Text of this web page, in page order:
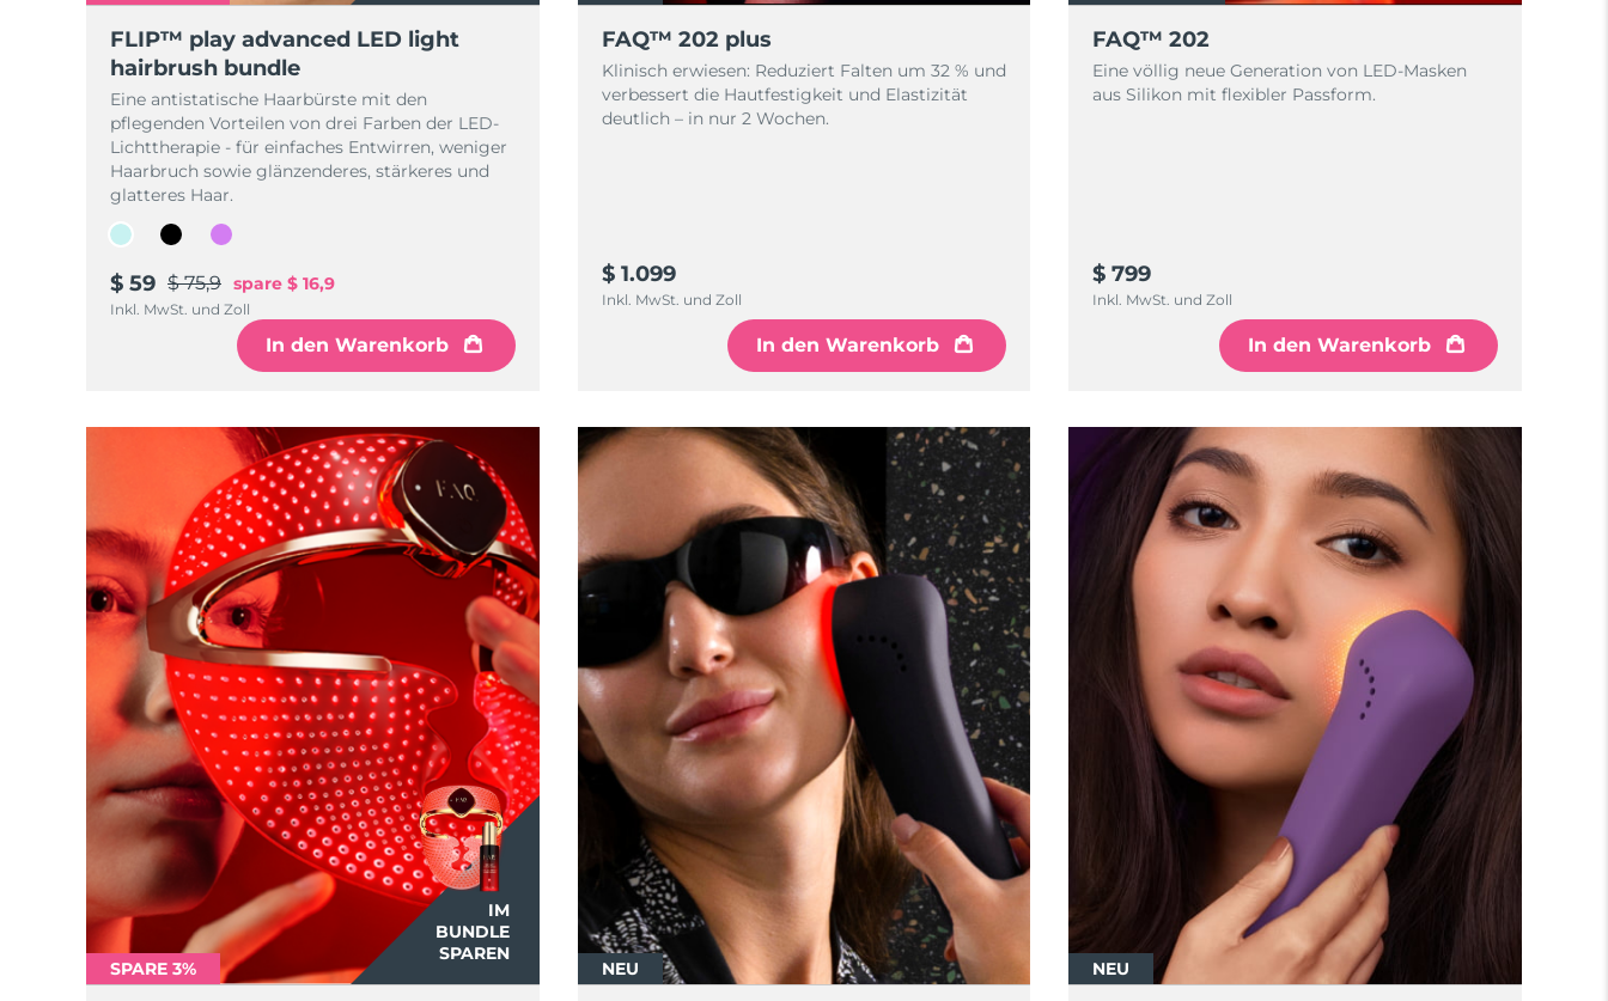
FLIP™ play advanced LED light
hairbrush bundle
Eine antistatische Haarbürste mit den
pflegenden Vorteilen von drei Farben der LED-
Lichttherapie - für einfaches Entwirren, weniger
Haarbruch sowie glänzenderes, stärkeres und
glatteres Haar.
$ 59 $ 75,9 spare $ 16,9
Inkl. MwSt. und Zoll
In den Warenkorb
FAQ™ 202 plus
Klinisch erwiesen: Reduziert Falten um 32 % und
verbessert die Hautfestigkeit und Elastizität
deutlich – in nur 2 Wochen.
$ 1.099
Inkl. MwSt. und Zoll
In den Warenkorb
FAQ™ 202
Eine völlig neue Generation von LED-Masken
aus Silikon mit flexibler Passform.
$ 799
Inkl. MwSt. und Zoll
In den Warenkorb
IM
BUNDLE
SPAREN
SPARE 3% NEU NEU
All acne treatment devices
All revitalizing eye massagers
KIWI™ skincare
Advanced pore care essentials
For healthy hair
issa™ Teeth Whitening Gel
18% PAP
Kosmetik
Männer
Kaufe alles